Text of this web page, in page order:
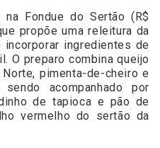
Fondue do Sertão (R$
propõe uma releitura da
ingredientes de
O preparo combina queijo
pimenta-de-cheiro e
acompanhado por
de tapioca e pão de
vermelho do sertão da